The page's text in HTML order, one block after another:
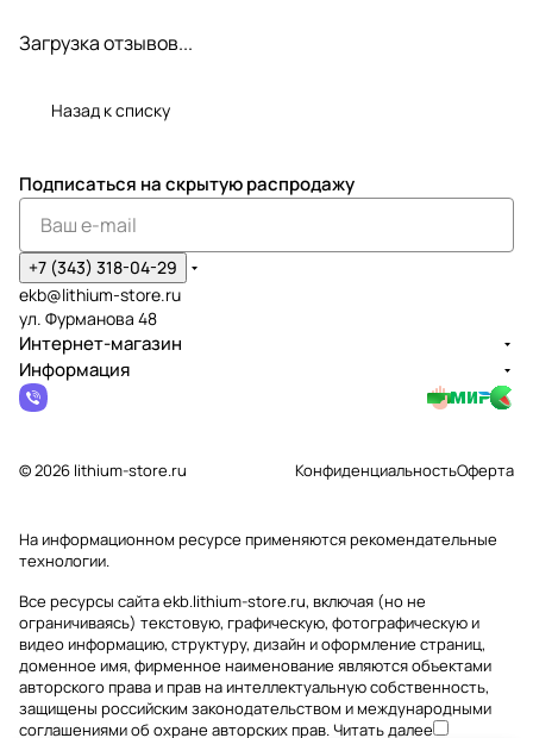
Загрузка отзывов...
Назад к списку
Подписаться на скрытую распродажу
+7 (343) 318-04-29
ekb@lithium-store.ru
ул. Фурманова 48
Интернет-магазин
Информация
© 2026 lithium-store.ru КонфиденциальностьОферта
На информационном ресурсе применяютсярекомендательные
технологии.
Все ресурсы сайта ekb.lithium-store.ru, включая (но не
ограничиваясь) текстовую, графическую, фотографическую и
видео информацию, структуру, дизайн и оформление страниц,
доменное имя, фирменное наименование являются объектами
авторского права и прав на интеллектуальную собственность,
защищены российским законодательством и международными
соглашениями об охране авторских прав.Читать далее